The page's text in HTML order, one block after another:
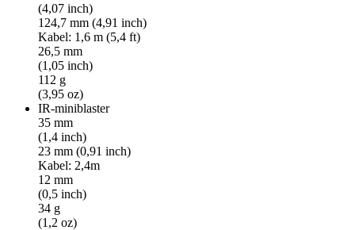
(4,07 inch)
124,7 mm (4,91 inch)
Kabel: 1,6 m (5,4 ft)
26,5 mm
(1,05 inch)
112 g
(3,95 oz)
IR-miniblaster
35 mm
(1,4 inch)
23 mm (0,91 inch)
Kabel: 2,4m
12 mm
(0,5 inch)
34 g
(1,2 oz)